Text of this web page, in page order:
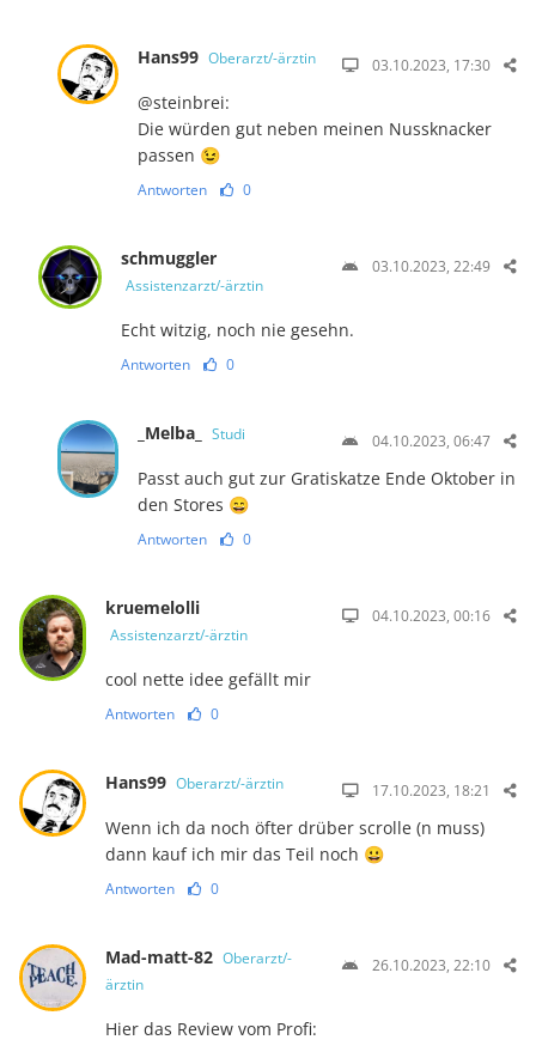
Hans99 Oberarzt/-ärztin 03.10.2023, 17:30
@steinbrei:
Die würden gut neben meinen Nussknacker
passen 😉
Antworten 0
schmuggler
Assistenzarzt/-ärztin
03.10.2023, 22:49
Echt witzig, noch nie gesehn.
Antworten 0
_Melba_ Studi 04.10.2023, 06:47
Passt auch gut zur Gratiskatze Ende Oktober in
den Stores 😄
Antworten 0
kruemelolli
Assistenzarzt/-ärztin
04.10.2023, 00:16
cool nette idee gefällt mir
Antworten 0
Hans99 Oberarzt/-ärztin 17.10.2023, 18:21
Wenn ich da noch öfter drüber scrolle (n muss)
dann kauf ich mir das Teil noch 😀
Antworten 0
Mad-matt-82 Oberarzt/-
ärztin
26.10.2023, 22:10
Hier das Review vom Profi: